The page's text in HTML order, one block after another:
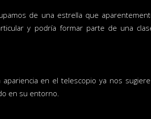
de una estrella que
y podría formar parte de una
apariencia en el telescopio ya nos
en su entorno.